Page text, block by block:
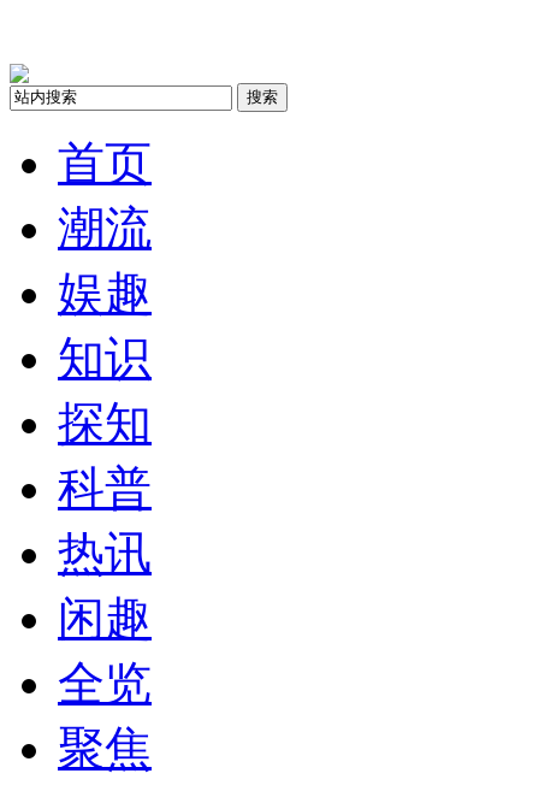
搜索
首页
潮流
娱趣
知识
探知
科普
热讯
闲趣
全览
聚焦